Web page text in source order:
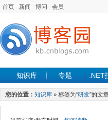
首页 新闻 博问 会员
知识库 专题 .NET
您的位置： 知识库 » 标签为“研发”的文